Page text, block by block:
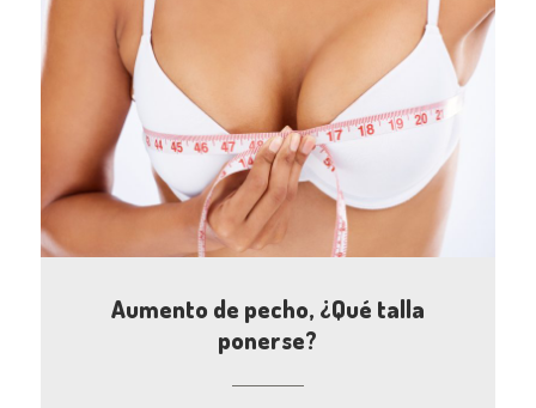
Aumento de pecho, ¿Qué talla
ponerse?